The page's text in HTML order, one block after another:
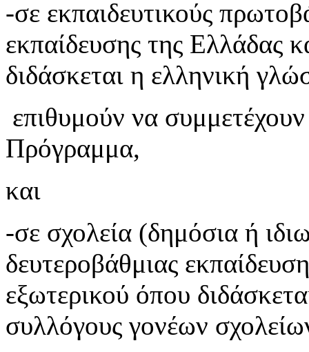
-σε εκπαιδευτικούς
εκπαίδευσης της Ελλάδας
διδάσκεται η ελληνική
​επιθυμούν να
Πρόγραμμα​,​
και
-σε σχολεία (δημόσια ή
δευτεροβάθμιας
εξωτερικού όπου
συλλόγους γονέων